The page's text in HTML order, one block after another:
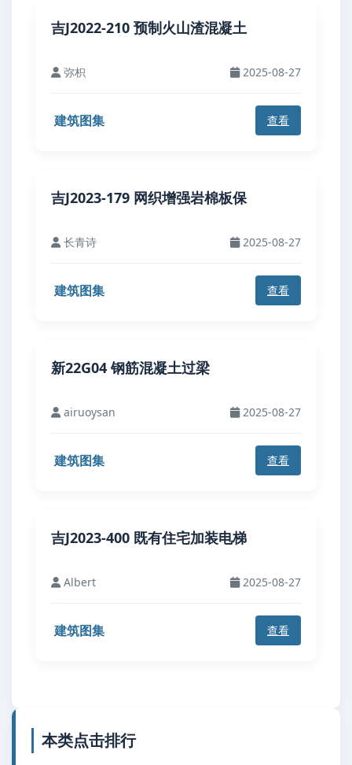
吉J2022-210 预制火山渣混凝土
弥枳 2025-08-27
建筑图集 查看
吉J2023-179 网织增强岩棉板保
长青诗 2025-08-27
建筑图集 查看
新22G04 钢筋混凝土过梁
airuoysan 2025-08-27
建筑图集 查看
吉J2023-400 既有住宅加装电梯
Albert 2025-08-27
建筑图集 查看
本类点击排行